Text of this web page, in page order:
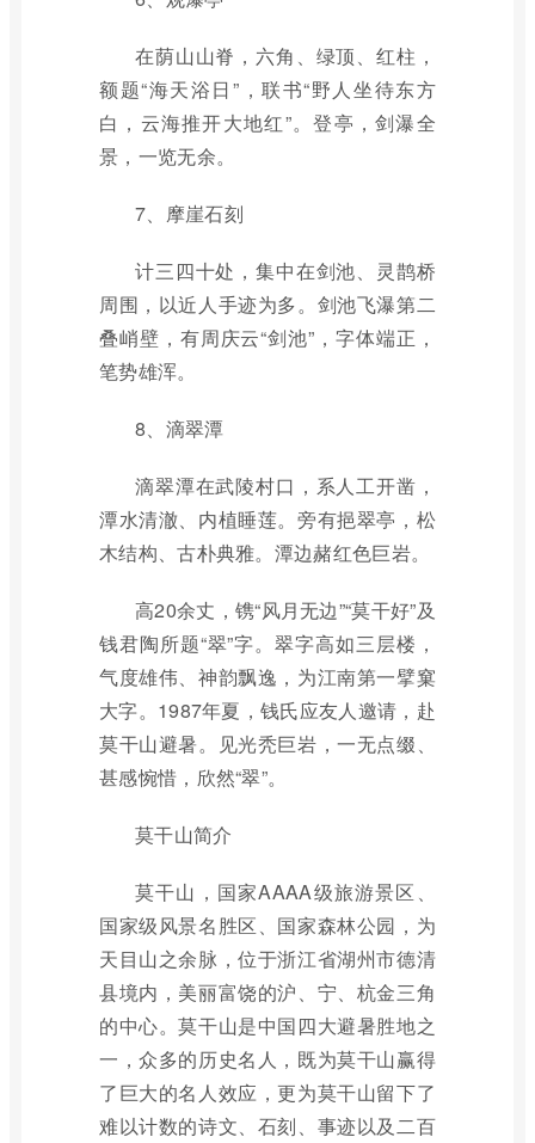
在荫山山脊，六角、绿顶、红柱，
额题“海天浴日”，联书“野人坐待东方
白，云海推开大地红”。登亭，剑瀑全
景，一览无余。
7、摩崖石刻
计三四十处，集中在剑池、灵鹊桥
周围，以近人手迹为多。剑池飞瀑第二
叠峭壁，有周庆云“剑池”，字体端正，
笔势雄浑。
8、滴翠潭
滴翠潭在武陵村口，系人工开凿，
潭水清澈、内植睡莲。旁有挹翠亭，松
木结构、古朴典雅。潭边赭红色巨岩。
高20余丈，镌“风月无边”“莫干好”及
钱君陶所题“翠”字。翠字高如三层楼，
气度雄伟、神韵飘逸，为江南第一擘窠
大字。1987年夏，钱氏应友人邀请，赴
莫干山避暑。见光秃巨岩，一无点缀、
甚感惋惜，欣然“翠”。
莫干山简介
莫干山，国家AAAA级旅游景区、
国家级风景名胜区、国家森林公园，为
天目山之余脉，位于浙江省湖州市德清
县境内，美丽富饶的沪、宁、杭金三角
的中心。莫干山是中国四大避暑胜地之
一，众多的历史名人，既为莫干山赢得
了巨大的名人效应，更为莫干山留下了
难以计数的诗文、石刻、事迹以及二百